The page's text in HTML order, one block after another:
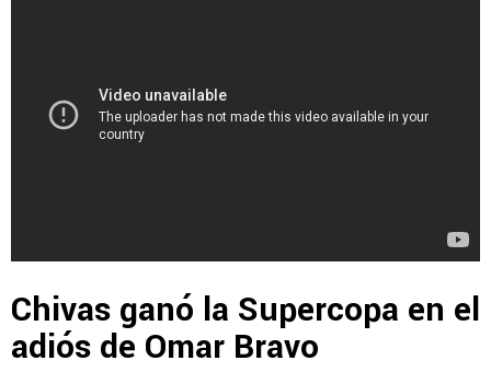
Chivas ganó la Supercopa en el
adiós de Omar Bravo